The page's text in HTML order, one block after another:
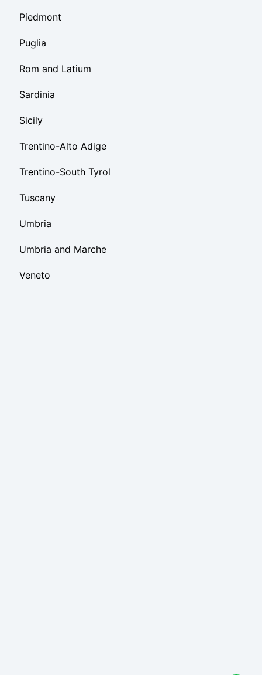
Piedmont
Puglia
Rom and Latium
Sardinia
Sicily
Trentino-Alto Adige
Trentino-South Tyrol
Tuscany
Umbria
Umbria and Marche
Veneto